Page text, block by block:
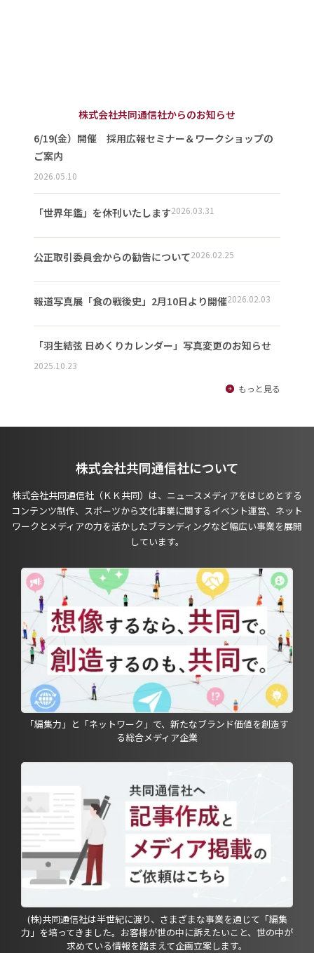
株式会社共同通信社からのお知らせ
6/19(金）開催 採用広報セミナー＆ワークショップの
ご案内
2026.05.10
「世界年鑑」を休刊いたします2026.03.31
公正取引委員会からの勧告について2026.02.25
報道写真展「食の戦後史」2月10日より開催2026.02.03
「羽生結弦 日めくりカレンダー」写真変更のお知らせ
2025.10.23
もっと見る
株式会社共同通信社について
株式会社共同通信社（ＫＫ共同）は、ニュースメディアをはじめとする
コンテンツ制作、スポーツから文化事業に関するイベント運営、ネット
ワークとメディアの力を活かしたブランディングなど幅広い事業を展開
しています。
「編集力」と「ネットワーク」で、新たなブランド価値を創造す
る総合メディア企業
(株)共同通信社は半世紀に渡り、さまざまな事業を通じて「編集
力」を培ってきました。お客様が世の中に訴えたいこと、世の中が
求めている情報を踏まえて企画立案します。